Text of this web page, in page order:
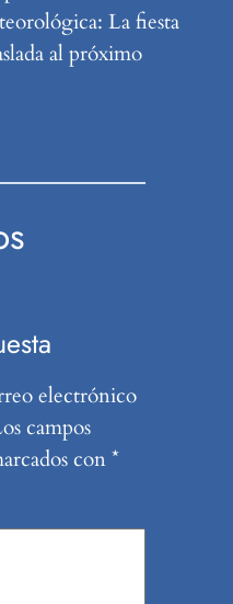
La fiesta
al próximo
electrónico
campos
con*